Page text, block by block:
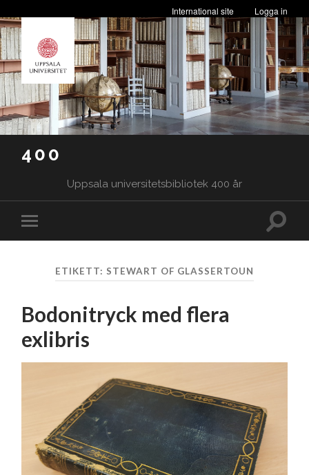
Logga in
International site
400
Uppsala universitetsbibliotek 400 år
på/av
Slå
ETIKETT: STEWART OF GLASSERTOUN
Bodonitryck med flera
exlibris